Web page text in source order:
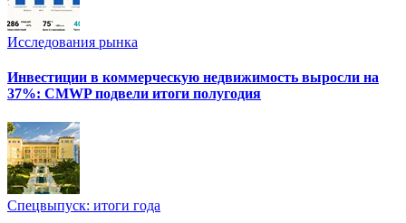
Исследования рынка
Инвестиции в коммерческую недвижимость выросли на
37%: CMWP подвели итоги полугодия
Спецвыпуск: итоги года